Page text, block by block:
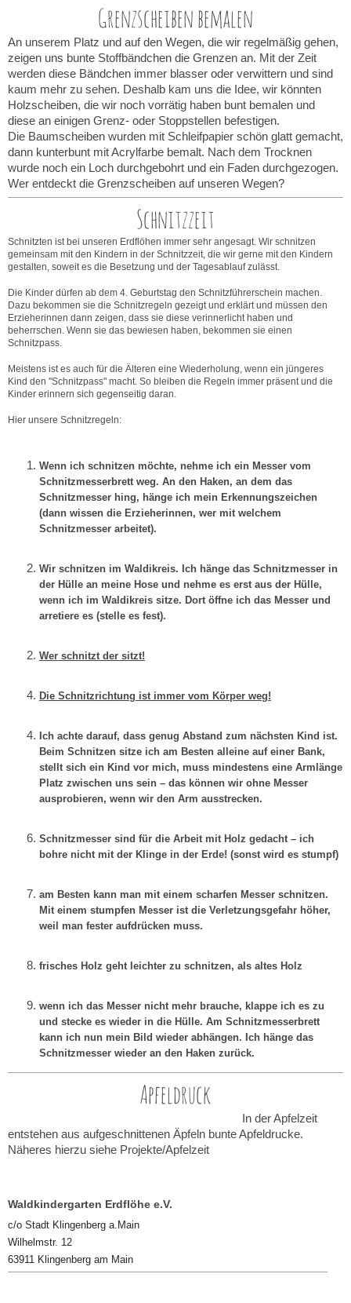
Grenzscheiben bemalen
An unserem Platz und auf den Wegen, die wir regelmäßig gehen,
zeigen uns bunte Stoffbändchen die Grenzen an. Mit der Zeit
werden diese Bändchen immer blasser oder verwittern und sind
kaum mehr zu sehen. Deshalb kam uns die Idee, wir könnten
Holzscheiben, die wir noch vorrätig haben bunt bemalen und
diese an einigen Grenz- oder Stoppstellen befestigen.
Die Baumscheiben wurden mit Schleifpapier schön glatt gemacht,
dann kunterbunt mit Acrylfarbe bemalt. Nach dem Trocknen
wurde noch ein Loch durchgebohrt und ein Faden durchgezogen.
Wer entdeckt die Grenzscheiben auf unseren Wegen?
Schnitzzeit
Schnitzten ist bei unseren Erdflöhen immer sehr angesagt. Wir schnitzen
gemeinsam mit den Kindern in der Schnitzzeit, die wir gerne mit den Kindern
gestalten, soweit es die Besetzung und der Tagesablauf zulässt.
Die Kinder dürfen ab dem 4. Geburtstag den Schnitzführerschein machen.
Dazu bekommen sie die Schnitzregeln gezeigt und erklärt und müssen den
Erzieherinnen dann zeigen, dass sie diese verinnerlicht haben und
beherrschen. Wenn sie das bewiesen haben, bekommen sie einen
Schnitzpass.
Meistens ist es auch für die Älteren eine Wiederholung, wenn ein jüngeres
Kind den "Schnitzpass" macht. So bleiben die Regeln immer präsent und die
Kinder erinnern sich gegenseitig daran.
Hier unsere Schnitzregeln:
Wenn ich schnitzen möchte, nehme ich ein Messer vom
Schnitzmesserbrett weg. An den Haken, an dem das
Schnitzmesser hing, hänge ich mein Erkennungszeichen
(dann wissen die Erzieherinnen, wer mit welchem
Schnitzmesser arbeitet).
Wir schnitzen im Waldikreis. Ich hänge das Schnitzmesser in
der Hülle an meine Hose und nehme es erst aus der Hülle,
wenn ich im Waldikreis sitze. Dort öffne ich das Messer und
arretiere es (stelle es fest).
Wer schnitzt der sitzt!
Die Schnitzrichtung ist immer vom Körper weg!
Ich achte darauf, dass genug Abstand zum nächsten Kind ist.
Beim Schnitzen sitze ich am Besten alleine auf einer Bank,
stellt sich ein Kind vor mich, muss mindestens eine Armlänge
Platz zwischen uns sein – das können wir ohne Messer
ausprobieren, wenn wir den Arm ausstrecken.
Schnitzmesser sind für die Arbeit mit Holz gedacht – ich
bohre nicht mit der Klinge in der Erde! (sonst wird es stumpf)
am Besten kann man mit einem scharfen Messer schnitzen.
Mit einem stumpfen Messer ist die Verletzungsgefahr höher,
weil man fester aufdrücken muss.
frisches Holz geht leichter zu schnitzen, als altes Holz
wenn ich das Messer nicht mehr brauche, klappe ich es zu
und stecke es wieder in die Hülle. Am Schnitzmesserbrett
kann ich nun mein Bild wieder abhängen. Ich hänge das
Schnitzmesser wieder an den Haken zurück.
Apfeldruck
In der Apfelzeit
entstehen aus aufgeschnittenen Äpfeln bunte Apfeldrucke.
Näheres hierzu siehe Projekte/Apfelzeit
Waldkindergarten Erdflöhe e.V.
c/o Stadt Klingenberg a.Main
Wilhelmstr. 12
63911 Klingenberg am Main